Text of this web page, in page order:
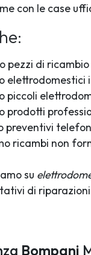
con le case
pezzi di ricambio
elettrodomestici
piccoli
prodotti
preventivi
ricambi non
su
di
Bompani